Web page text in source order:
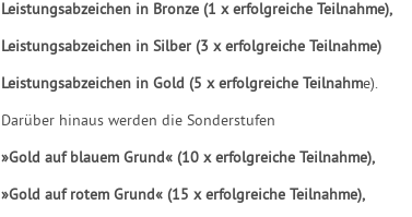
Leistungsabzeichen in Bronze (1 x erfolgreiche Teilnahme),
Leistungsabzeichen in Silber (3 x erfolgreiche Teilnahme)
Leistungsabzeichen in Gold (5 x erfolgreiche Teilnahme).
Darüber hinaus werden die Sonderstufen
»Gold auf blauem Grund« (10 x erfolgreiche Teilnahme),
»Gold auf rotem Grund« (15 x erfolgreiche Teilnahme),